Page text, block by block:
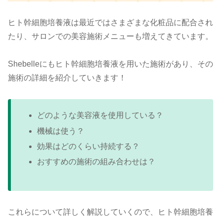
ヒト幹細胞培養液は最近ではさまざまな化粧品に配合され
たり、サロンでの美容施術メニューも増えてきています。
Shebelleにもヒト幹細胞培養液を用いた施術があり、その
施術の詳細を紹介していきます！
どのような美容液を使用している？
機械は使う？
効果はどのくらい持続する？
おすすめの施術の組み合わせは？
これらについて詳しく解説していくので、ヒト幹細胞培養